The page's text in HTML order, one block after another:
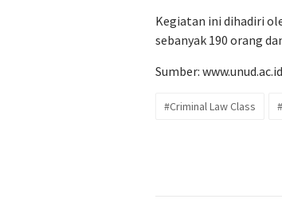
Kegiatan ini dihadiri
sebanyak 190 orang
Sumber: www.unud.ac.id
#Criminal Law Class